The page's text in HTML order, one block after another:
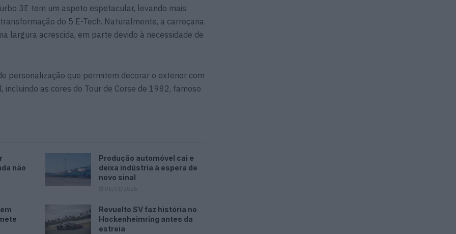
3E tem um aspeto espetacular, levando mais
do 5 E-Tech. Naturalmente, a carroçaria
largura acrescida, em parte devido à necessidade de
personalização que permitem decorar o exterior com
incluindo as cores do Tour de Corse de 1982, famoso
não
Produção automóvel cai e
deixa indústria à espera de
novo sinal
Revuelto SV faz história no
Hockenheimring antes da
estreia